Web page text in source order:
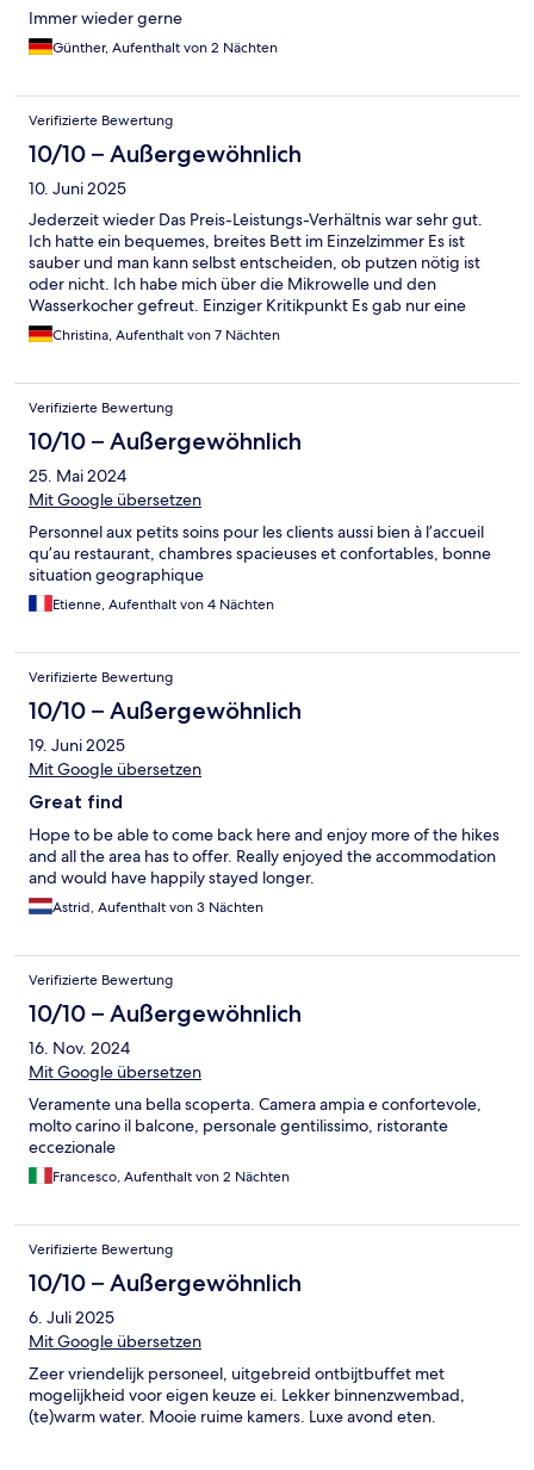
Immer wieder gerne
Günther, Aufenthalt von 2 Nächten
Verifizierte Bewertung
10/10 – Außergewöhnlich
10. Juni 2025
Jederzeit wieder Das Preis-Leistungs-Verhältnis war sehr gut.
Ich hatte ein bequemes, breites Bett im Einzelzimmer Es ist
sauber und man kann selbst entscheiden, ob putzen nötig ist
oder nicht. Ich habe mich über die Mikrowelle und den
Wasserkocher gefreut. Einziger Kritikpunkt Es gab nur eine
Tasse und einen Teelöffel. Ein kleiner Teller und Besteck wären
schön gewesen.
Christina, Aufenthalt von 7 Nächten
Verifizierte Bewertung
10/10 – Außergewöhnlich
25. Mai 2024
Mit Google übersetzen
Personnel aux petits soins pour les clients aussi bien à l’accueil
qu’au restaurant, chambres spacieuses et confortables, bonne
situation geographique
Etienne, Aufenthalt von 4 Nächten
Verifizierte Bewertung
10/10 – Außergewöhnlich
19. Juni 2025
Mit Google übersetzen
Great find
Hope to be able to come back here and enjoy more of the hikes
and all the area has to offer. Really enjoyed the accommodation
and would have happily stayed longer.
Astrid, Aufenthalt von 3 Nächten
Verifizierte Bewertung
10/10 – Außergewöhnlich
16. Nov. 2024
Mit Google übersetzen
Veramente una bella scoperta. Camera ampia e confortevole,
molto carino il balcone, personale gentilissimo, ristorante
eccezionale
Francesco, Aufenthalt von 2 Nächten
Verifizierte Bewertung
10/10 – Außergewöhnlich
6. Juli 2025
Mit Google übersetzen
Zeer vriendelijk personeel, uitgebreid ontbijtbuffet met
mogelijkheid voor eigen keuze ei. Lekker binnenzwembad,
(te)warm water. Mooie ruime kamers. Luxe avond eten.